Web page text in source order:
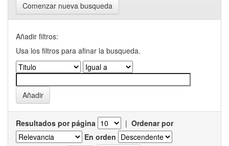
Comenzar nueva busqueda
Añadir filtros:
Usa los filtros para afinar la busqueda.
Resultados por página | Ordenar por
En orden